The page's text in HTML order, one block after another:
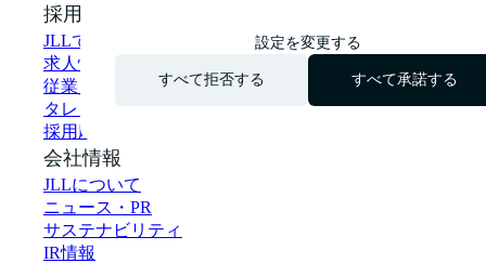
採用情報
JLLで働く
求人情報
従業員のストーリー
タレントネットワークに登録する
採用応募者に関する個人情報の取り扱い
会社情報
JLLについて
ニュース・PR
サステナビリティ
IR情報
設定を変更する
すべて拒否する
すべて承諾する